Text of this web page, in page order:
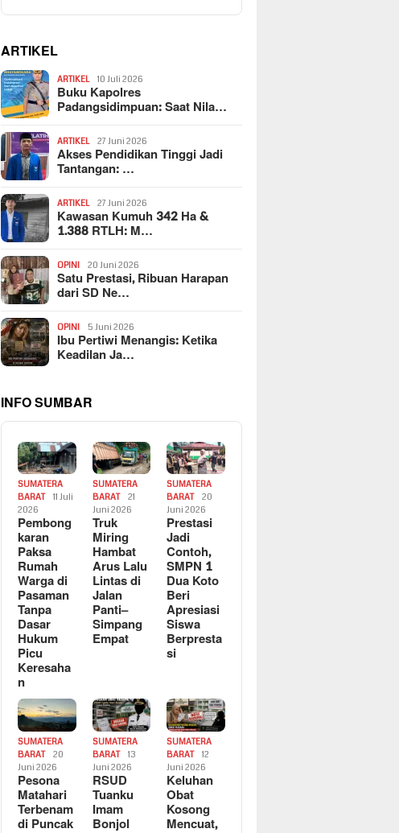
ARTIKEL
ARTIKEL 10 Juli 2026
Buku Kapolres
Padangsidimpuan: Saat Nila…
ARTIKEL 27 Juni 2026
Akses Pendidikan Tinggi Jadi
Tantangan: …
ARTIKEL 27 Juni 2026
Kawasan Kumuh 342 Ha &
1.388 RTLH: M…
OPINI 20 Juni 2026
Satu Prestasi, Ribuan Harapan
dari SD Ne…
OPINI 5 Juni 2026
Ibu Pertiwi Menangis: Ketika
Keadilan Ja…
INFO SUMBAR
SUMATERA
BARAT
11 Juli
2026
Pembong
karan
Paksa
Rumah
Warga di
Pasaman
Tanpa
Dasar
Hukum
Picu
Keresaha
n
SUMATERA
BARAT
21
Juni 2026
Truk
Miring
Hambat
Arus Lalu
Lintas di
Jalan
Panti–
Simpang
Empat
SUMATERA
BARAT
20
Juni 2026
Prestasi
Jadi
Contoh,
SMPN 1
Dua Koto
Beri
Apresiasi
Siswa
Berpresta
si
SUMATERA
BARAT
20
Juni 2026
Pesona
Matahari
Terbenam
di Puncak
SUMATERA
BARAT
13
Juni 2026
RSUD
Tuanku
Imam
Bonjol
SUMATERA
BARAT
12
Juni 2026
Keluhan
Obat
Kosong
Mencuat,